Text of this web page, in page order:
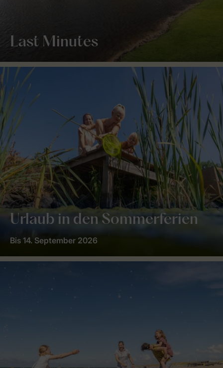
Last Minutes
Urlaub in den Sommerferien
Bis 14. September 2026